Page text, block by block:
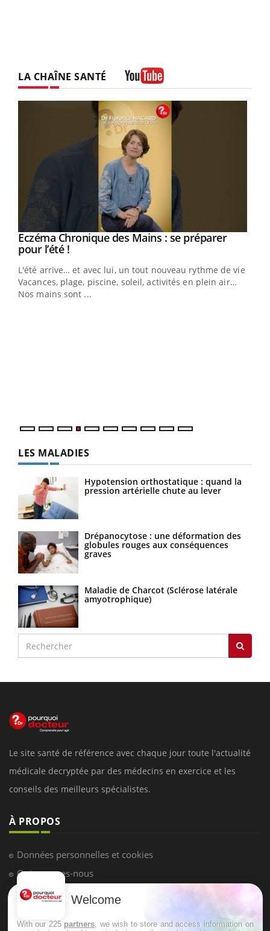
LA CHAÎNE SANTÉ
Youtube
Eczéma Chronique des Mains : se préparer
pour l’été !Youtube
L'été arrive… et avec lui, un tout nouveau rythme de vie !
Vacances, plage, piscine, soleil, activités en plein air…
Nos mains sont ...
LES MALADIES
Hypotension orthostatique : quand la
pression artérielle chute au lever
Drépanocytose : une déformation des
globules rouges aux conséquences
graves
Maladie de Charcot (Sclérose latérale
amyotrophique)
Le site santé de référence avec chaque jour toute l'actualité
médicale decryptée par des médecins en exercice et les
conseils des meilleurs spécialistes.
À PROPOS
Données personnelles et cookies
Qui sommes-nous
Conditions d'utilisation
Welcome
With our 225 partners , we wish to store and access information on